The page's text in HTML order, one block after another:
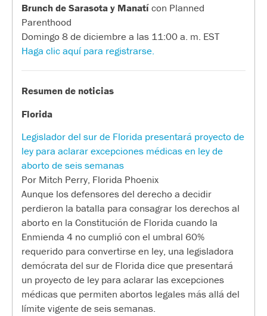
Brunch de Sarasota y Manatícon Planned
Parenthood
Domingo 8 de diciembre a las 11:00 a. m. EST
Haga clic aquí para registrarse.
Resumen de noticias
Florida
Legislador del sur de Florida presentará proyecto de
ley para aclarar excepciones médicas en ley de
aborto de seis semanas
Por Mitch Perry, Florida Phoenix
Aunque los defensores del derecho a decidir
perdieron la batalla para consagrar los derechos al
aborto en la Constitución de Florida cuando la
Enmienda 4 no cumplió con el umbral 60%
requerido para convertirse en ley, una legisladora
demócrata del sur de Florida dice que presentará
un proyecto de ley para aclarar las excepciones
médicas que permiten abortos legales más allá del
límite vigente de seis semanas.